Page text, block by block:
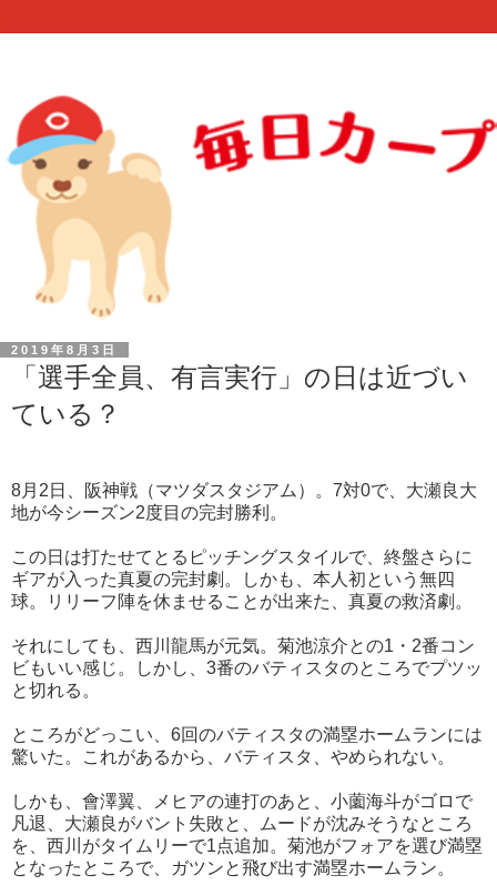
2019年8月3日
「選手全員、有言実行」の日は近づい
ている？
8月2日、阪神戦（マツダスタジアム）。7対0で、大瀬良大
地が今シーズン2度目の完封勝利。
この日は打たせてとるピッチングスタイルで、終盤さらに
ギアが入った真夏の完封劇。しかも、本人初という無四
球。リリーフ陣を休ませることが出来た、真夏の救済劇。
それにしても、西川龍馬が元気。菊池涼介との1・2番コン
ビもいい感じ。しかし、3番のバティスタのところでプツッ
と切れる。
ところがどっこい、6回のバティスタの満塁ホームランには
驚いた。これがあるから、バティスタ、やめられない。
しかも、會澤翼、メヒアの連打のあと、小薗海斗がゴロで
凡退、大瀬良がバント失敗と、ムードが沈みそうなところ
を、西川がタイムリーで1点追加。菊池がフォアを選び満塁
となったところで、ガツンと飛び出す満塁ホームラン。